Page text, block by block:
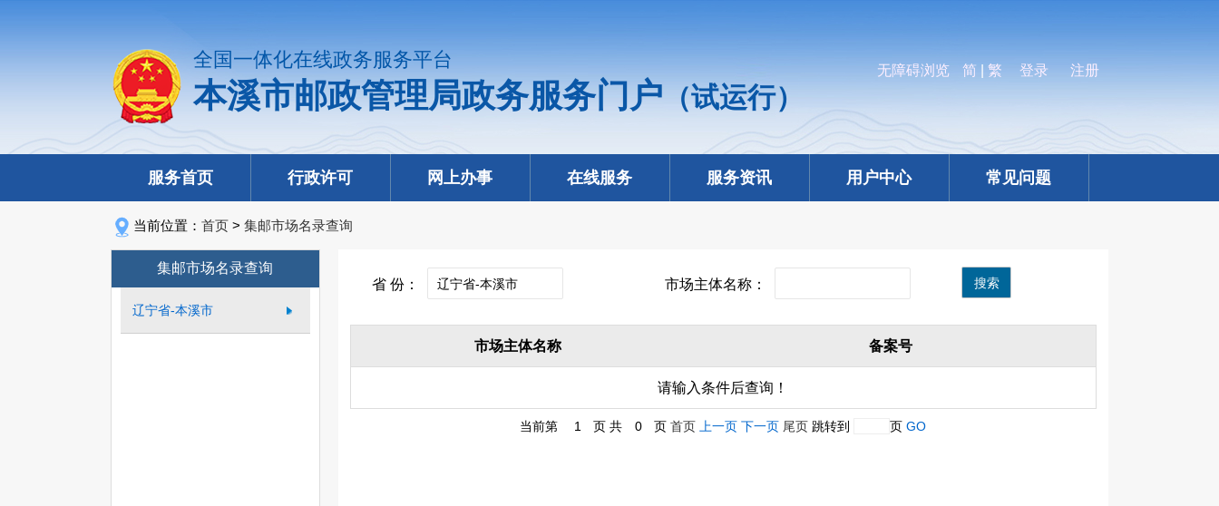
全国一体化在线政务服务平台
本溪市邮政管理局政务服务门户（试运行）
无障碍浏览 简 繁 登录 注册
服务首页 行政许可 网上办事 在线服务 服务资讯 用户中心 常见问题
当前位置： 首页 > 集邮市场名录查询
集邮市场名录查询
辽宁省-本溪市
省 份： 市场主体名称： 搜索
市场主体名称 备案号
请输入条件后查询！
当前第 1 页 共 0 页 首页 上一页 下一页 尾页 跳转到 页 GO